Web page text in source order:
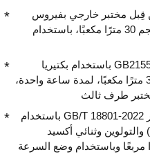
قِبل مختبر خارجي بفيروس
الإنفلونزا (H1N1) في غرفة اختبار بحجم 30 مترًا مكعبًا، باستخدام
(9) تم الاختبار وفقًا للمعيار GB21551.3-2010 باستخدام بكتيريا
المكورة العنقودية، في غرفة بحجم 30 مترًا مكعبًا، لمدة ساعة واحدة،
طرف ثالث
(10) اختبار مختبر خارجي وفقًا للمعيار GB/T 18801-2022 باستخدام
المركبات العضوية المتطايرة (TVOC) والتولوين وثنائي أكسيد
في غرفة بمساحة 30 مترًا مربعًا وباستخدام وضع السرعة